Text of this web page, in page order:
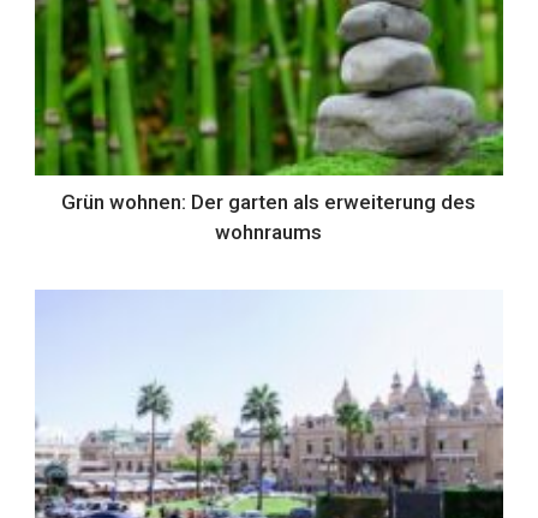
Grün wohnen: Der garten als erweiterung des
wohnraums